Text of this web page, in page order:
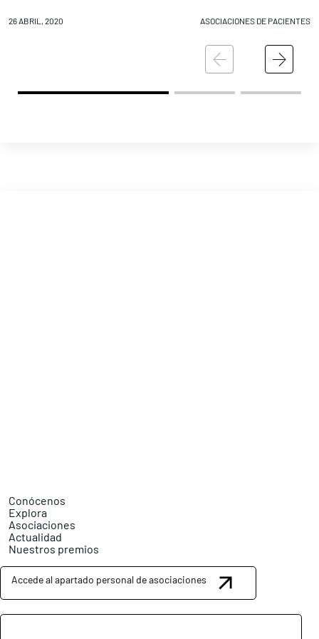
26 ABRIL, 2020 ASOCIACIONES DE PACIENTES
Conócenos
Explora
Asociaciones
Actualidad
Nuestros premios
Accede al apartado personal de asociaciones